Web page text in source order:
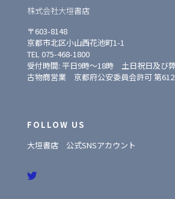
11/28（土）
16:00
株式会社大垣書店
〒603-8148
京都市北区小山西花池町1-1
TEL 075-468-1800
受付時間: 平日9時〜18時 土日祝日及び
古物商営業 京都府公安委員会許可 第
FOLLOW US
大垣書店 公式SNSアカウント